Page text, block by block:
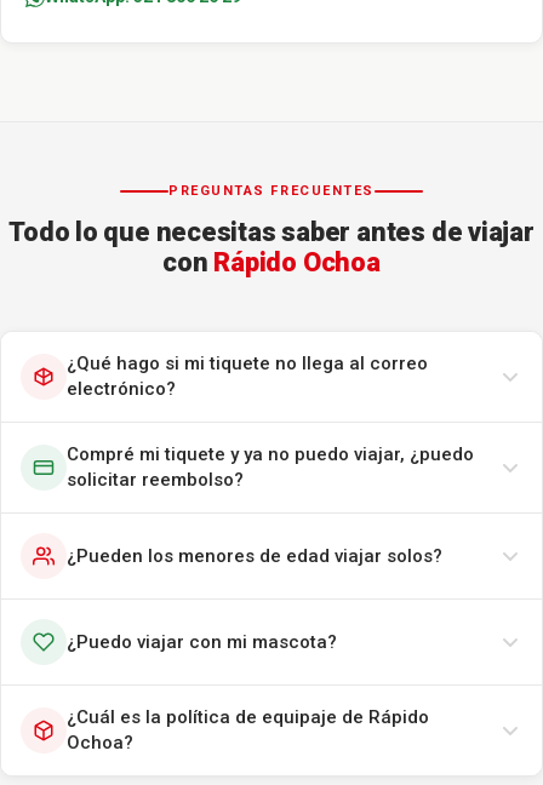
PREGUNTAS FRECUENTES
Todo lo que necesitas saber antes de viajar
con Rápido Ochoa
¿Qué hago si mi tiquete no llega al correo
electrónico?
Compré mi tiquete y ya no puedo viajar, ¿puedo
solicitar reembolso?
¿Pueden los menores de edad viajar solos?
¿Puedo viajar con mi mascota?
¿Cuál es la política de equipaje de Rápido
Ochoa?